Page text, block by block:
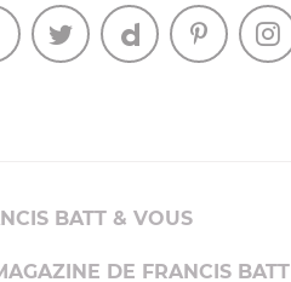
BATT & VOUS
DE FRANCIS BATT